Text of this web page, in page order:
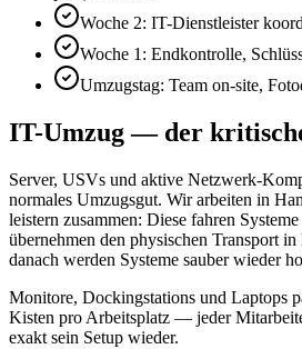
Woche 2: IT-Dienstleister
Woche 1: Endkontrolle,
Umzugstag: Team on-site,
IT-Umzug — der
Server, USVs und aktive Netzwerk-
normales Umzugsgut. Wir arbeiten in
leistern zusammen: Diese fahren
übernehmen den physischen Transport
danach werden Systeme sauber wieder
Monitore, Dock­ing­stations und Laptops
Kisten pro Arbeits­platz — jeder
exakt sein Setup wieder.